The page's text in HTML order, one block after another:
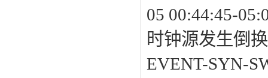
05 00:44:45-
时钟源发生倒
EVENT-SYN-